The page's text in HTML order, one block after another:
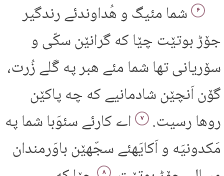
۶ شما مئیگ و هُداوندئے رندگیر
جۆڑ بوتێت چێا که گرانێن سکّی و
سۆریانی تها شما مئے هبر په گَلے زُرت،
گۆن اَنچێن شادمانیے که چه پاکێن
روها رسیت.
۷ اے کارئے سئوَبا شما په
مَکدونیَه و اَکایَهئے سجّهێن باوَرمندان
۸